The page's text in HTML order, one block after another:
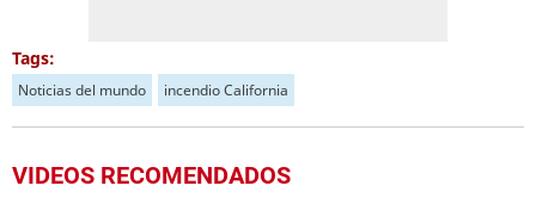
Tags:
Noticias del mundo incendio California
VIDEOS RECOMENDADOS